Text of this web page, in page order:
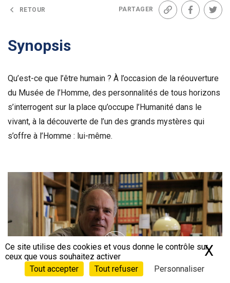
RETOUR PARTAGER
Lien Facebook
Synopsis
Qu’est-ce que l’être humain ? À l’occasion de la réouverture
du Musée de l’Homme, des personnalités de tous horizons
s’interrogent sur la place qu’occupe l’Humanité dans le
vivant, à la découverte de l’un des grands mystères qui
s’offre à l’Homme : lui-même.
Voir la bande-annonce
Ce site utilise des cookies et vous donne le contrôle sur
ceux que vous souhaitez activer
Tout accepter
Tout refuser Personnaliser
X